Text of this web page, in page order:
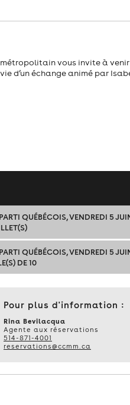
vous invite à
d’un échange animé par
QUÉBÉCOIS, VENDREDI 5
QUÉBÉCOIS, VENDREDI 5
DE 10
Pour plus d'information :
Rina Bevilacqua
Agente aux réservations
514-871-4001
reservations@ccmm.ca